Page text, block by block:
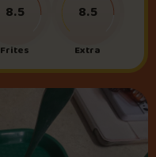
Frites
8.5
Extra
8.5